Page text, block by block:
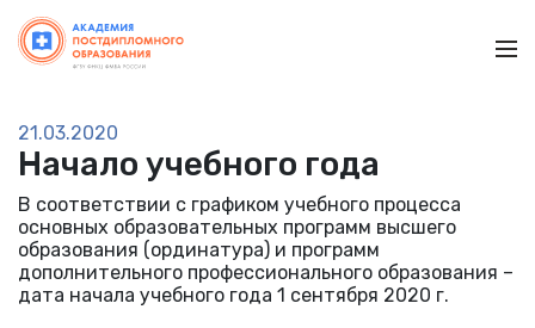
21.03.2020
Начало учебного года
В соответствии с графиком учебного процесса
основных образовательных программ высшего
образования (ординатура) и программ
дополнительного профессионального образования –
дата начала учебного года 1 сентября 2020 г.